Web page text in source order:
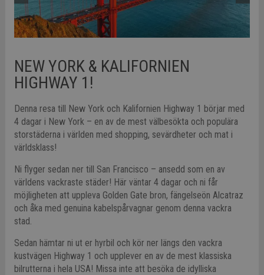
NEW YORK & KALIFORNIEN
HIGHWAY 1!
Denna resa till New York och Kalifornien Highway 1 börjar med
4 dagar i New York – en av de mest välbesökta och populära
storstäderna i världen med shopping, sevärdheter och mat i
världsklass!
Ni flyger sedan ner till San Francisco – ansedd som en av
världens vackraste städer! Här väntar 4 dagar och ni får
möjligheten att uppleva Golden Gate bron, fängelseön Alcatraz
och åka med genuina kabelspårvagnar genom denna vackra
stad.
Sedan hämtar ni ut er hyrbil och kör ner längs den vackra
kustvägen Highway 1 och upplever en av de mest klassiska
bilrutterna i hela USA! Missa inte att besöka de idylliska